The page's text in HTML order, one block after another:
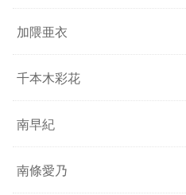
加隈亜衣
千本木彩花
南早紀
南條愛乃